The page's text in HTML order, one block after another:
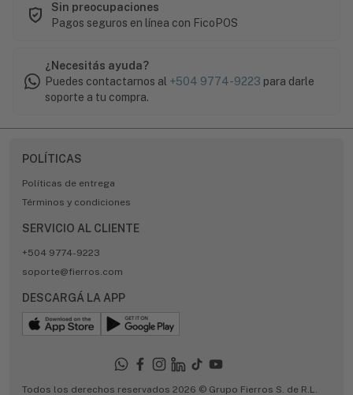
Sin preocupaciones
Pagos seguros en línea con FicoPOS
¿Necesitás ayuda?
Puedes contactarnos al +504 9774-9223 para darle
soporte a tu compra.
POLÍTICAS
Políticas de entrega
Términos y condiciones
SERVICIO AL CLIENTE
+504 9774-9223
soporte@fierros.com
DESCARGÁ LA APP
Todos los derechos reservados 2026 © Grupo Fierros S. de R.L.